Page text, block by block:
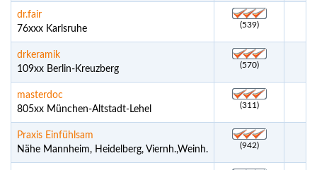
dr.fair
76xxx Karlsruhe
(539)
drkeramik
109xx Berlin-Kreuzberg
(570)
masterdoc
805xx München-Altstadt-Lehel
(311)
Praxis Einfühlsam
Nähe Mannheim, Heidelberg, Viernh.,Weinh.
(942)